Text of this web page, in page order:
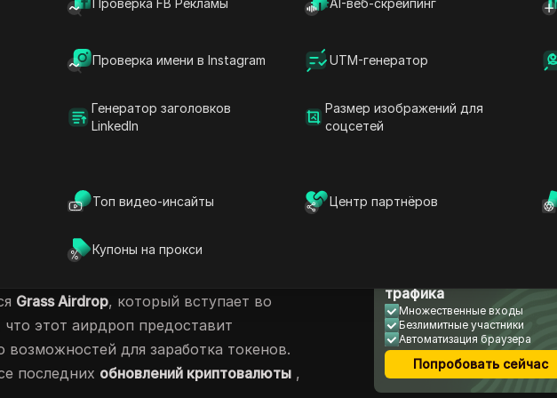
Проверка FB Рекламы AI-веб-скрейпинг
Проверка имени в Instagram UTM-генератор
Генератор заголовков
LinkedIn
Размер изображений для
соцсетей
Топ видео-инсайты Центр партнёров
Купоны на прокси
токены. Они помогают распространять
потому что вы можете получить
Это особенно важно в мире
базу.
пользователей за их лояльность.
токены, не тратя денег.
Grass Airdrop, который вступает во
этот аирдроп предоставит
возможностей для заработка токенов.
последних обновлений криптовалюты ,
Содержание
Что такое аирдропы и
Топ аирдропов, на
Будьте в курсе
трафика
Множественные входы
Безлимитные участники
Автоматизация браузера
Попробовать сейчас